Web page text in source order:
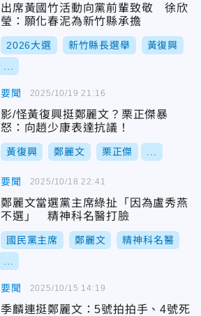
出席黃國竹活動向黨前輩致敬 徐欣
瑩：願化春泥為新竹縣承擔
2026大選 新竹縣長選舉 黃復興
要聞
影/怪黃復興挺鄭麗文？栗正傑暴
怒：向趙少康表達抗議！
黃復興 鄭麗文 栗正傑
2025/10/19 21:16
要聞
鄭麗文當選黨主席綠扯「因為盧秀燕
不選」 精神科名醫打臉
國民黨主席 鄭麗文 精神科名醫
2025/10/18 22:41
要聞
季麟連挺鄭麗文：5號拍拍手、4號死
2025/10/15 14:19